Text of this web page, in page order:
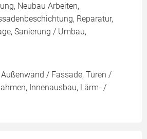
Neubau Arbeiten,
Reparatur,
Sanierung / Umbau,
/ Fassade, Türen /
Innenausbau, Lärm- /